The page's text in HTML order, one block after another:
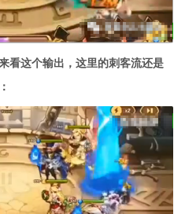
看这个输出，这里的刺客流还是